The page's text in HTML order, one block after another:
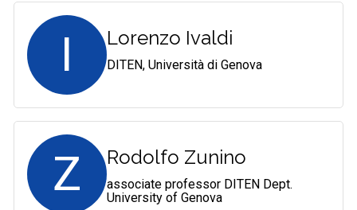
I Lorenzo Ivaldi
DITEN, Università di Genova
Z Rodolfo Zunino
associate professor DITEN Dept.
University of Genova